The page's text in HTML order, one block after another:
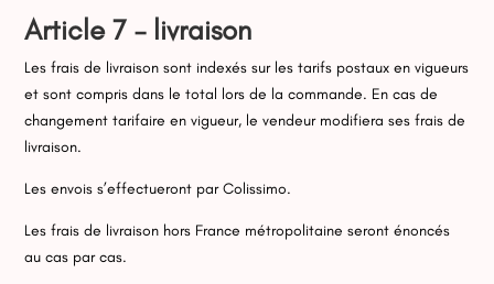
Article 7 – livraison
Les frais de livraison sont indexés sur les tarifs postaux en vigueurs
et sont compris dans le total lors de la commande. En cas de
changement tarifaire en vigueur, le vendeur modifiera ses frais de
livraison.
Les envois s’effectueront par Colissimo.
Les frais de livraison hors France métropolitaine seront énoncés
au cas par cas.